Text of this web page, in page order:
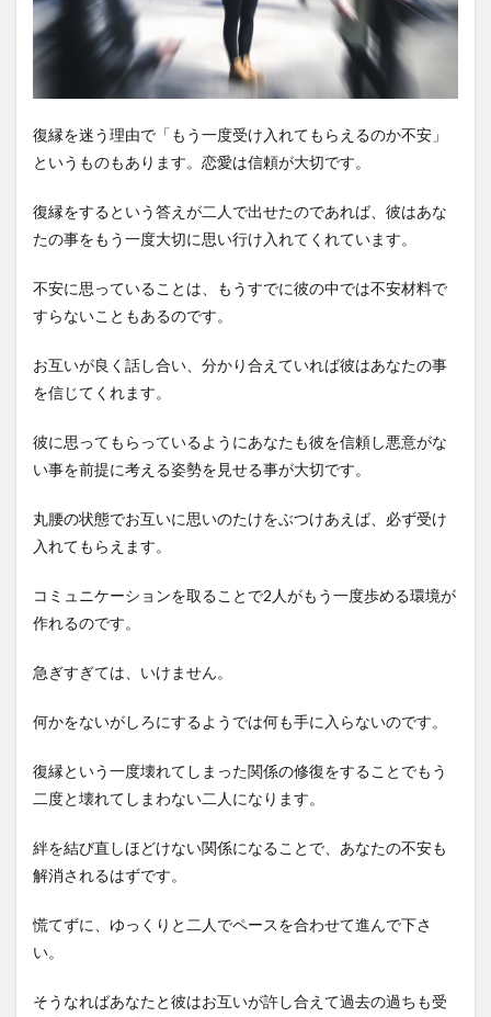
復縁を迷う理由で「もう一度受け入れてもらえるのか不安」
というものもあります。恋愛は信頼が大切です。
復縁をするという答えが二人で出せたのであれば、彼はあな
たの事をもう一度大切に思い行け入れてくれています。
不安に思っていることは、もうすでに彼の中では不安材料で
すらないこともあるのです。
お互いが良く話し合い、分かり合えていれば彼はあなたの事
を信じてくれます。
彼に思ってもらっているようにあなたも彼を信頼し悪意がな
い事を前提に考える姿勢を見せる事が大切です。
丸腰の状態でお互いに思いのたけをぶつけあえば、必ず受け
入れてもらえます。
コミュニケーションを取ることで2人がもう一度歩める環境が
作れるのです。
急ぎすぎては、いけません。
何かをないがしろにするようでは何も手に入らないのです。
復縁という一度壊れてしまった関係の修復をすることでもう
二度と壊れてしまわない二人になります。
絆を結び直しほどけない関係になることで、あなたの不安も
解消されるはずです。
慌てずに、ゆっくりと二人でペースを合わせて進んで下さ
い。
そうなればあなたと彼はお互いが許し合えて過去の過ちも受